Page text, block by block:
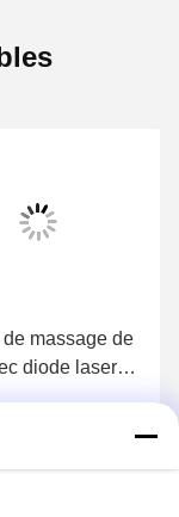
de massage de
diode laser